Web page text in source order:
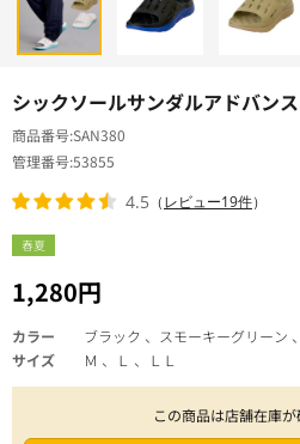
シックソールサンダルアドバン
春夏
1,280円
商品番号 SAN380
管理番号53855
4.5 （レビュー19件）
カラー
ブラック 、スモーキーグリーン
サイズ
Ｍ 、Ｌ 、ＬＬ
この商品は店舗在庫